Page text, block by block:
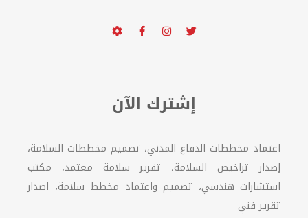
إشترك الآن
اعتماد مخططات الدفاع المدني، تصميم مخططات السلامة،
إصدار تراخيص السلامة، تقرير سلامة معتمد، مكتب
استشارات هندسي، تصميم واعتماد مخطط سلامة، اصدار
تقرير فني